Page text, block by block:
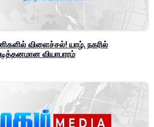
விளைச்சல்! யாழ். நகரில்
வியாபாரம்